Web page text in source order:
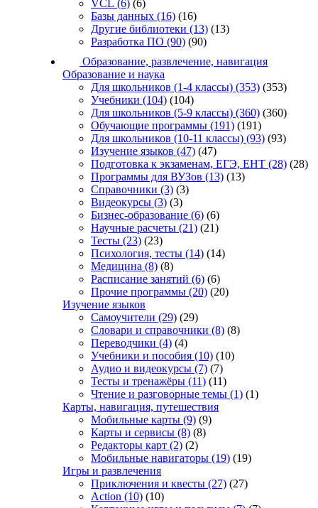
VCL (6) (6)
Базы данных (16) (16)
Другие библиотеки (13) (13)
Разработка ПО (90) (90)
Образование, развлечение, навигация
Образование и наука
Для школьников (1-4 классы) (353) (353)
Учебники (104) (104)
Для школьников (5-9 классы) (360) (360)
Обучающие программы (191) (191)
Для школьников (10-11 классы) (93) (93)
Изучение языков (47) (47)
Подготовка к экзаменам, ЕГЭ, ЕНТ (28) (28)
Программы для ВУЗов (13) (13)
Справочники (3) (3)
Видеокурсы (3) (3)
Бизнес-образование (6) (6)
Научные расчеты (21) (21)
Тесты (23) (23)
Психология, тесты (14) (14)
Медицина (8) (8)
Расписание занятий (6) (6)
Прочие программы (20) (20)
Изучение языков
Самоучители (29) (29)
Словари и справочники (8) (8)
Переводчики (4) (4)
Учебники и пособия (10) (10)
Аудио и видеокурсы (7) (7)
Тесты и тренажёры (11) (11)
Чтение и разговорные темы (1) (1)
Карты, навигация, путешествия
Мобильные карты (9) (9)
Карты и сервисы (8) (8)
Редакторы карт (2) (2)
Мобильные навигаторы (19) (19)
Игры и развлечения
Приключения и квесты (27) (27)
Action (10) (10)